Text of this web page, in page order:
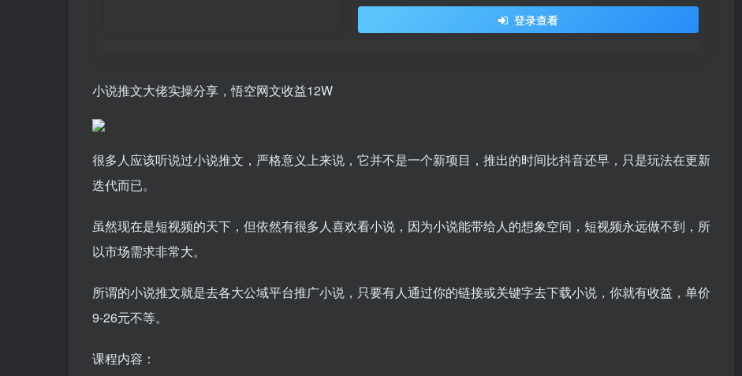
登录查看
小说推文大佬实操分享，悟空网文收益12W
很多人应该听说过小说推文，严格意义上来说，它并不是一个新项目，推出的时间比抖音还早，只是玩法在更新
迭代而已。
虽然现在是短视频的天下，但依然有很多人喜欢看小说，因为小说能带给人的想象空间，短视频永远做不到，所
以市场需求非常大。
所谓的小说推文就是去各大公域平台推广小说，只要有人通过你的链接或关键字去下载小说，你就有收益，单价
9-26元不等。
课程内容：